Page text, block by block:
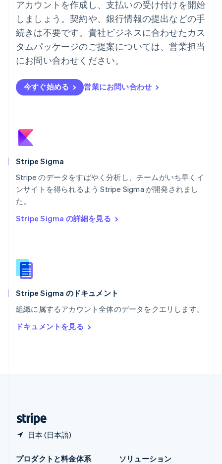
アカウントを作成し、支払いの受け付けを開始
しましょう。契約や、銀行情報の提出などの手
続きは不要です。貴社ビジネスに合わせたカス
タムパッケージのご提案については、営業担当
にお問い合わせください。
今すぐ始める 営業にお問い合わせ
Stripe Sigma
Stripe のデータをすばやく分析し、チームがいち早くイ
ンサイトを得られるよう Stripe Sigma が開発されまし
た。
Stripe Sigma の詳細を見る
Stripe Sigma のドキュメント
組織に属するアカウント全体のデータをクエリします。
ドキュメントを見る
日本 (日本語)
English
ノルウェー
English
ハンガリー
English
フィンランド
ブラジル
PortuguêsEnglish
フランス
English
Nederlands
ポーランド
English
ポルトガル
PortuguêsEnglish
マレーシア
ラトビア
English
リトアニア
English
Deutsch English
ルーマニア
English
プロダクトと料金体系
ソリューション